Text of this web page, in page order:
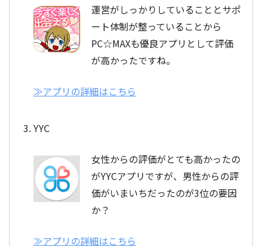
運営がしっかりしていることとサポ
ート体制が整っていることから
PC☆MAXも優良アプリとして評価
が高かったですね。
≫アプリの詳細はこちら
YYC
女性からの評価がとても高かったの
がYYCアプリですが、男性からの評
価がいまいちだったのが3位の要因
か？
≫アプリの詳細はこちら